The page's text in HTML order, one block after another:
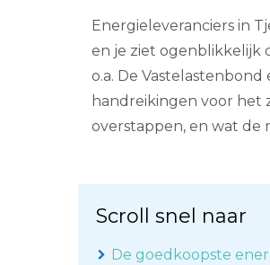
Energieleveranciers in
en je ziet ogenblikkelijk
o.a. De
handreikingen voor het
overstappen, en wat de
Scroll snel naar
De goedkoopste